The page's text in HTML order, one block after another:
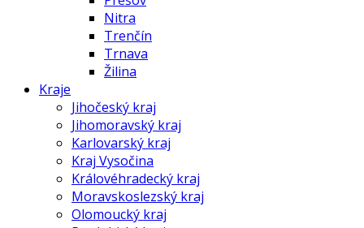
Nitra
Trenčín
Trnava
Žilina
Kraje
Jihočeský kraj
Jihomoravský kraj
Karlovarský kraj
Kraj Vysočina
Královéhradecký kraj
Moravskoslezský kraj
Olomoucký kraj